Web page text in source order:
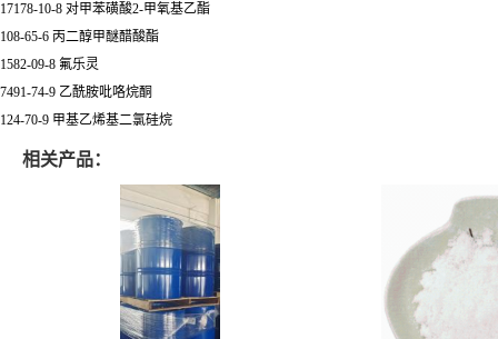
17178-10-8 对甲苯磺酸2-甲氧基乙酯
108-65-6 丙二醇甲醚醋酸酯
1582-09-8 氟乐灵
7491-74-9 乙酰胺吡咯烷酮
124-70-9 甲基乙烯基二氯硅烷
相关产品：